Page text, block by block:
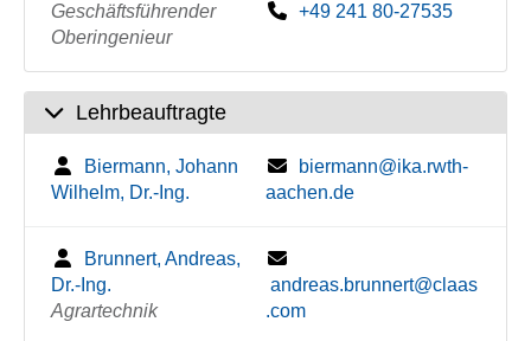
Geschäftsführender
Oberingenieur
+49 241 80-27535
Lehrbeauftragte
Biermann, Johann
Wilhelm, Dr.-Ing.
biermann@ika.rwth-
aachen.de
Brunnert, Andreas,
Dr.-Ing.
Agrartechnik
andreas.brunnert@claas
.com